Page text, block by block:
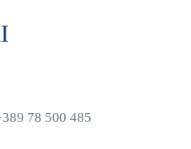
78 500 485